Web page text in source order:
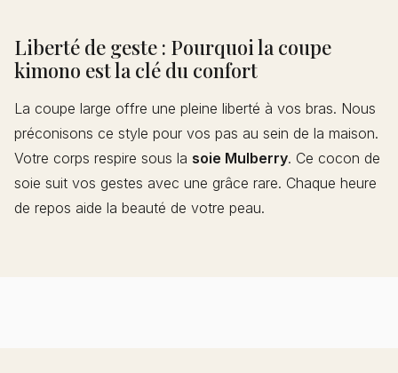
Liberté de geste : Pourquoi la coupe
kimono est la clé du confort
La coupe large offre une pleine liberté à vos bras. Nous
préconisons ce style pour vos pas au sein de la maison.
Votre corps respire sous la soie Mulberry. Ce cocon de
soie suit vos gestes avec une grâce rare. Chaque heure
de repos aide la beauté de votre peau.